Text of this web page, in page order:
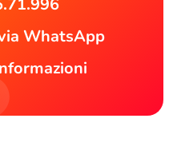
WhatsApp